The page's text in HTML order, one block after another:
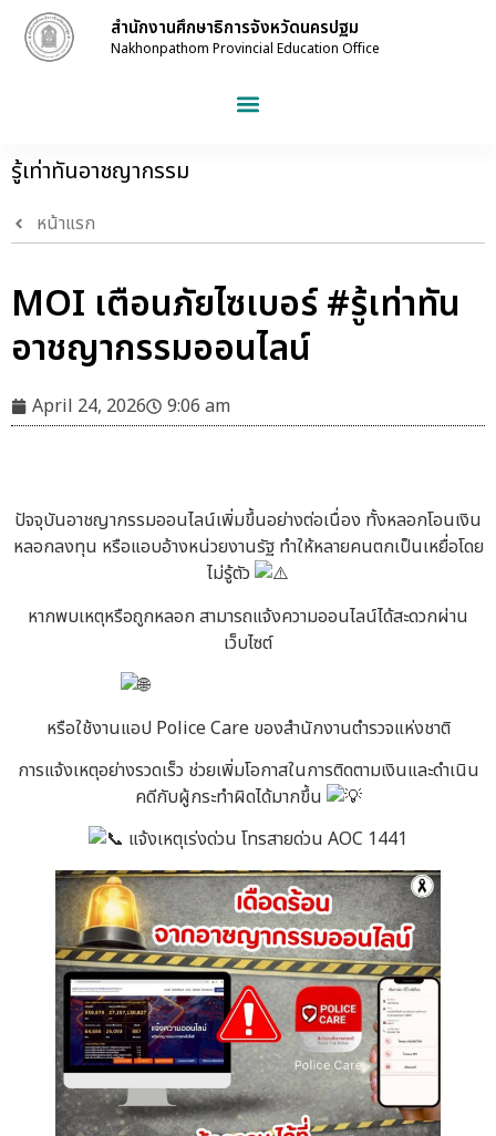
สำนักงานศึกษาธิการจังหวัดนครปฐม
Nakhonpathom Provincial Education Office
รู้เท่าทันอาชญากรรม
หน้าแรก
MOI เตือนภัยไซเบอร์ #รู้เท่าทัน
อาชญากรรมออนไลน์
April 24, 2026 9:06 am
ปัจจุบันอาชญากรรมออนไลน์เพิ่มขึ้นอย่างต่อเนื่อง ทั้งหลอกโอนเงิน
หลอกลงทุน หรือแอบอ้างหน่วยงานรัฐ ทำให้หลายคนตกเป็นเหยื่อโดย
ไม่รู้ตัว
หากพบเหตุหรือถูกหลอก สามารถแจ้งความออนไลน์ได้สะดวกผ่าน
เว็บไซต์
www.thaipoliceonline.go.th
หรือใช้งานแอป Police Care ของสำนักงานตำรวจแห่งชาติ
การแจ้งเหตุอย่างรวดเร็ว ช่วยเพิ่มโอกาสในการติดตามเงินและดำเนิน
คดีกับผู้กระทำผิดได้มากขึ้น
แจ้งเหตุเร่งด่วน โทรสายด่วน AOC 1441